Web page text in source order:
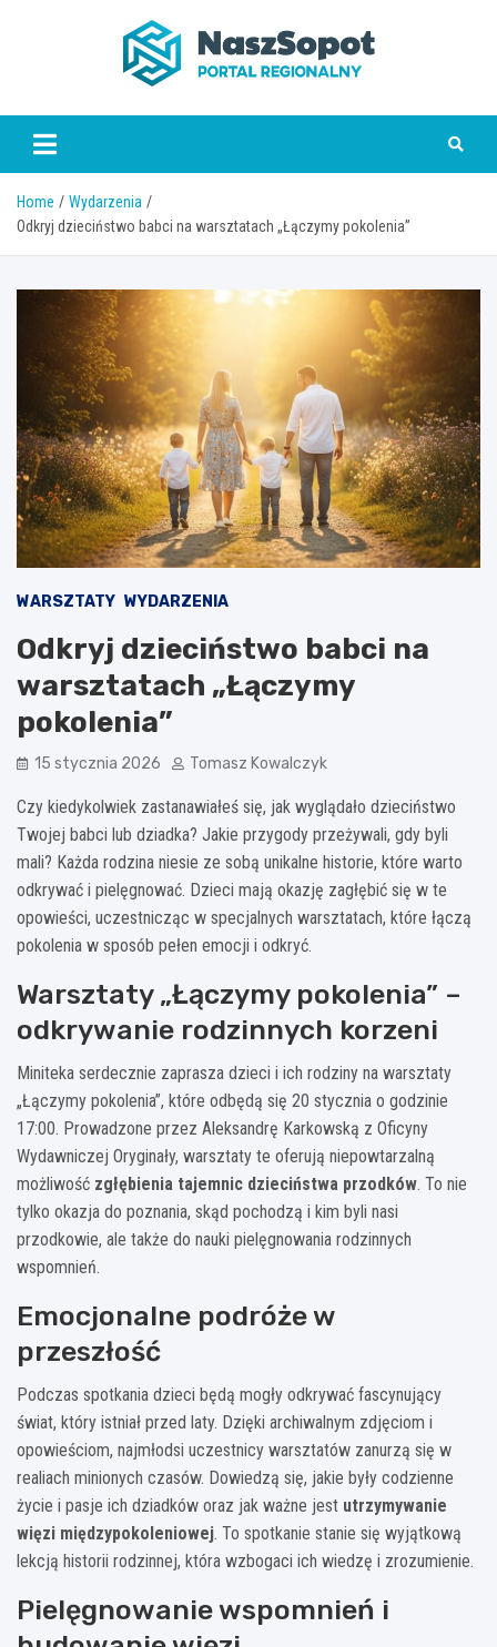
www.naszsopot.pl
Home
Wydarzenia
Odkryj dzieciństwo babci na warsztatach „Łączymy pokolenia”
WARSZTATY WYDARZENIA
Odkryj dzieciństwo babci na
warsztatach „Łączymy
pokolenia”
15 stycznia 2026 Tomasz Kowalczyk
Czy kiedykolwiek zastanawiałeś się, jak wyglądało dzieciństwo
Twojej babci lub dziadka? Jakie przygody przeżywali, gdy byli
mali? Każda rodzina niesie ze sobą unikalne historie, które warto
odkrywać i pielęgnować. Dzieci mają okazję zagłębić się w te
opowieści, uczestnicząc w specjalnych warsztatach, które łączą
pokolenia w sposób pełen emocji i odkryć.
Warsztaty „Łączymy pokolenia” –
odkrywanie rodzinnych korzeni
Miniteka serdecznie zaprasza dzieci i ich rodziny na warsztaty
„Łączymy pokolenia”, które odbędą się 20 stycznia o godzinie
17:00. Prowadzone przez Aleksandrę Karkowską z Oficyny
Wydawniczej Oryginały, warsztaty te oferują niepowtarzalną
możliwość zgłębienia tajemnic dzieciństwa przodków. To nie
tylko okazja do poznania, skąd pochodzą i kim byli nasi
przodkowie, ale także do nauki pielęgnowania rodzinnych
wspomnień.
Emocjonalne podróże w
przeszłość
Podczas spotkania dzieci będą mogły odkrywać fascynujący
świat, który istniał przed laty. Dzięki archiwalnym zdjęciom i
opowieściom, najmłodsi uczestnicy warsztatów zanurzą się w
realiach minionych czasów. Dowiedzą się, jakie były codzienne
życie i pasje ich dziadków oraz jak ważne jest utrzymywanie
więzi międzypokoleniowej. To spotkanie stanie się wyjątkową
lekcją historii rodzinnej, która wzbogaci ich wiedzę i zrozumienie.
Pielęgnowanie wspomnień i